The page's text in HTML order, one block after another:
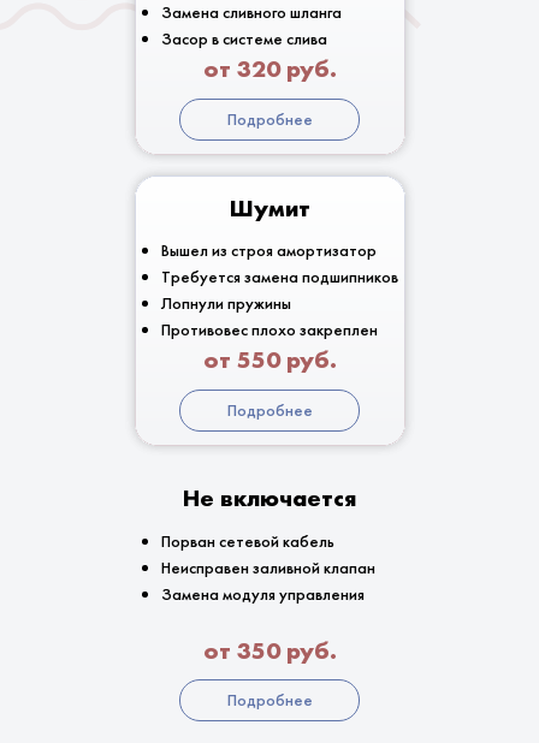
Подробнее
от 320 руб.
Замена сливного шланга
Засор в системе слива
Шумит
Вышел из строя амортизатор
Требуется замена подшипников
Лопнули пружины
Противовес плохо закреплен
от 550 руб.
Подробнее
Не включается
Порван сетевой кабель
Неисправен заливной клапан
Замена модуля управления
от 350 руб.
Подробнее